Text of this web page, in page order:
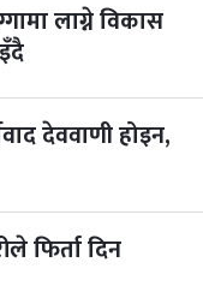
लाग्ने विकास
देववाणी होइन,
फिर्ता दिन